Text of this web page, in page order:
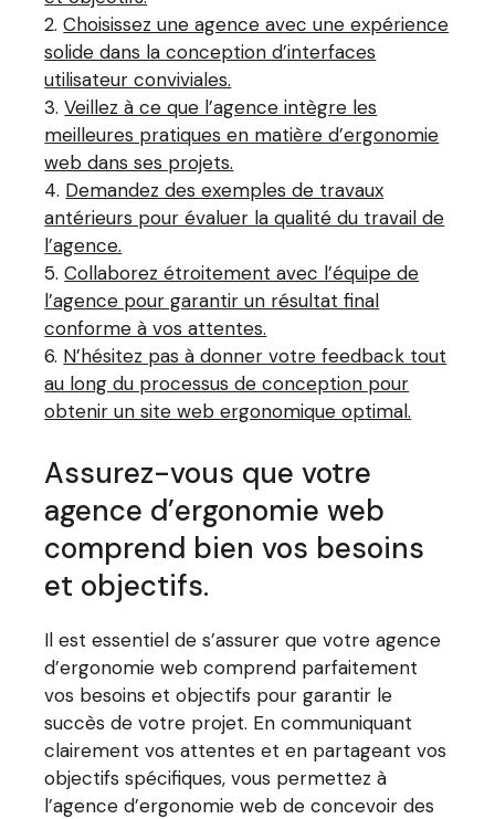
Choisissez une agence avec une expérience
solide dans la conception d’interfaces
utilisateur conviviales.
Veillez à ce que l’agence intègre les
meilleures pratiques en matière d’ergonomie
web dans ses projets.
Demandez des exemples de travaux
antérieurs pour évaluer la qualité du travail de
l’agence.
Collaborez étroitement avec l’équipe de
l’agence pour garantir un résultat final
conforme à vos attentes.
N’hésitez pas à donner votre feedback tout
au long du processus de conception pour
obtenir un site web ergonomique optimal.
Assurez-vous que votre
agence d’ergonomie web
comprend bien vos besoins
et objectifs.
Il est essentiel de s’assurer que votre agence
d’ergonomie web comprend parfaitement
vos besoins et objectifs pour garantir le
succès de votre projet. En communiquant
clairement vos attentes et en partageant vos
objectifs spécifiques, vous permettez à
l’agence d’ergonomie web de concevoir des